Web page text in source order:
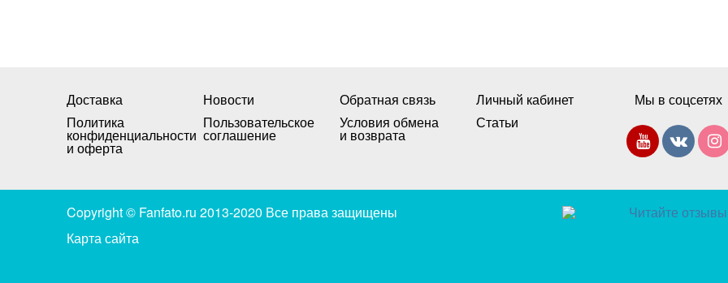
Доставка Новости Обратная связь
Личный кабинет
Политика
конфиденциальности
и оферта
Пользовательское
соглашение
Условия обмена
и возврата
Статьи
Мы в соцсетях
Copyright © Fanfato.ru 2013-2020 Все права защищены
Карта сайта